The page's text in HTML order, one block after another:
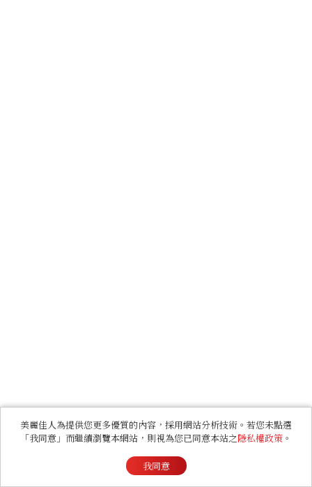
美麗佳人為提供您更多優質的內容，採用網站分析技術。若您未點選
「我同意」而繼續瀏覽本網站，則視為您已同意本站之隱私權政策 。
我同意